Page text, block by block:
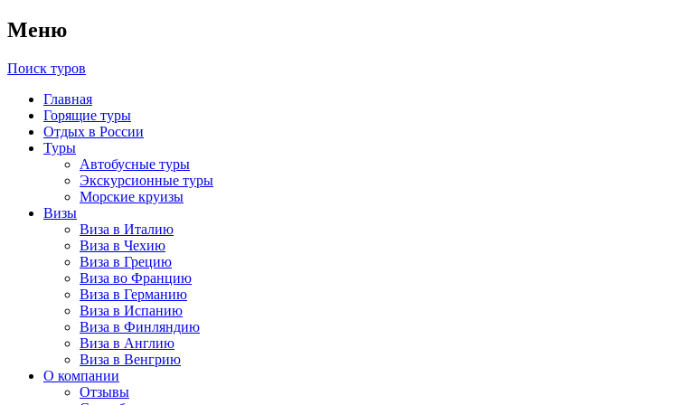
Меню
Поиск туров
Главная
Горящие туры
Отдых в России
Туры
Автобусные туры
Экскурсионные туры
Морские круизы
Визы
Виза в Италию
Виза в Чехию
Виза в Грецию
Виза во Францию
Виза в Германию
Виза в Испанию
Виза в Финляндию
Виза в Англию
Виза в Венгрию
О компании
Отзывы